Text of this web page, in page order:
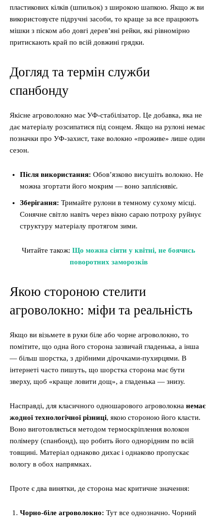
пластикових кілків (шпильок) з широкою шапкою. Якщо ж ви
використовуєте підручні засоби, то краще за все працюють
мішки з піском або довгі дерев’яні рейки, які рівномірно
притискають край по всій довжині грядки.
Догляд та термін служби
спанбонду
Якісне агроволокно має УФ-стабілізатор. Це добавка, яка не
дає матеріалу розсипатися під сонцем. Якщо на рулоні немає
позначки про УФ-захист, таке волокно «проживе» лише один
сезон.
Після використання: Обов’язково висушіть волокно. Не
можна згортати його мокрим — воно запліснявіє.
Зберігання: Тримайте рулони в темному сухому місці.
Сонячне світло навіть через вікно сараю потроху руйнує
структуру матеріалу протягом зими.
Читайте також: Що можна сіяти у квітні, не боячись
поворотних заморозків
Якою стороною стелити
агроволокно: міфи та реальність
Якщо ви візьмете в руки біле або чорне агроволокно, то
помітите, що одна його сторона зазвичай гладенька, а інша
— більш шорстка, з дрібними дірочками-пухирцями. В
інтернеті часто пишуть, що шорстка сторона має бути
зверху, щоб «краще ловити дощ», а гладенька — знизу.
Насправді, для класичного одношарового агроволокна немає
жодної технологічної різниці, якою стороною його класти.
Воно виготовляється методом термоскріплення волокон
полімеру (спанбонд), що робить його однорідним по всій
товщині. Матеріал однаково дихає і однаково пропускає
вологу в обох напрямках.
Проте є два винятки, де сторона має критичне значення:
Чорно-біле агроволокно: Тут все однозначно. Чорний